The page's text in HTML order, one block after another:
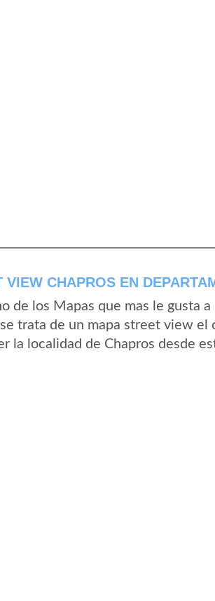
VIEW CHAPROS EN
de los Mapas que mas le gusta
trata de un mapa street view el
la localidad de Chapros desde